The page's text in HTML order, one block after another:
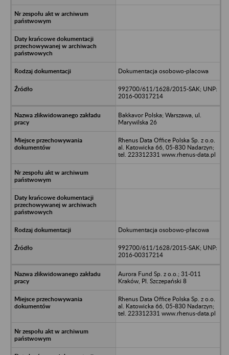
Dokumentacja osobowo-placowa
992700/611/1628/2015-SAK; UNP:
2016-00317214
Bakkavor Polska; Warszawa, ul.
Marywilska 26
Rhenus Data Office Polska Sp. z o.o.
al. Katowicka 66, 05-830 Nadarzyn;
tel. 223312331 www.rhenus-data.pl
Dokumentacja osobowo-płacowa
992700/611/1628/2015-SAK; UNP:
2016-00317214
Aurora Fund Sp. z o.o.; 31-011
Kraków, Pl. Szczepański 8
Rhenus Data Office Polska Sp. z o.o.
al. Katowicka 66, 05-830 Nadarzyn;
tel. 223312331 www.rhenus-data.pl